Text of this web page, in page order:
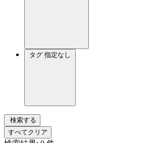
タグ 指定なし
検索する
すべてクリア